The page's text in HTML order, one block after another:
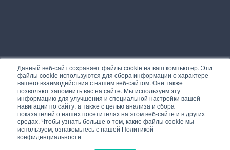
Данный веб-сайт сохраняет файлы cookie на ваш компьютер. Эти
файлы cookie используются для сбора информации о характере
вашего взаимодействия с нашим веб-сайтом. Они также
позволяют запомнить вас на сайте. Мы используем эту
информацию для улучшения и специальной настройки вашей
навигации по сайту, а также с целью анализа и сбора
показателей о наших посетителях на этом веб-сайте и в других
средах. Чтобы узнать больше о том, какие файлы cookie мы
используем, ознакомьтесь с нашей Политикой
конфиденциальности
На этом сайте используются cookie для
персонализации сервисов и удобства
пользователей. Чтобы узнать подробнее об
использовании cookies, ознакомьтесь с нашей
Политикой конфиденциальности.
Вы можете запретить сохранение cookies в